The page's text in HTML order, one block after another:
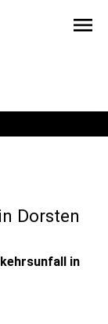
menu
Dorsten
in